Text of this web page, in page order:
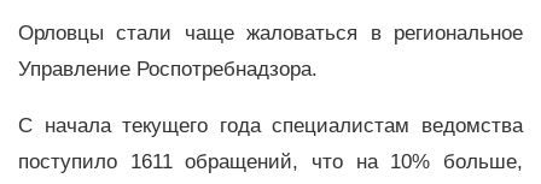
Орловцы стали чаще жаловаться в региональное
Управление Роспотребнадзора.
С начала текущего года специалистам ведомства
поступило 1611 обращений, что на 10% больше,